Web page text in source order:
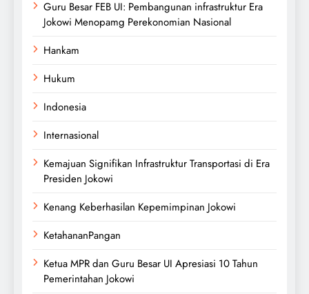
Guru Besar FEB UI: Pembangunan infrastruktur Era
Jokowi Menopamg Perekonomian Nasional
Hankam
Hukum
Indonesia
Internasional
Kemajuan Signifikan Infrastruktur Transportasi di Era
Presiden Jokowi
Kenang Keberhasilan Kepemimpinan Jokowi
KetahananPangan
Ketua MPR dan Guru Besar UI Apresiasi 10 Tahun
Pemerintahan Jokowi